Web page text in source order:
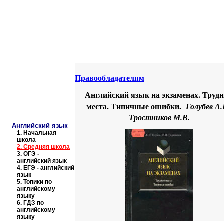
Английский язык
1. Начальная
школа
2. Средняя школа
3. ОГЭ -
английский язык
4. ЕГЭ - английский
язык
5. Топики по
английскому
языку
6. ГДЗ по
английскому
языку
Правообладателям
Английский язык на экзаменах.
места. Типичные ошибки. Голубев
Тростников М.В.